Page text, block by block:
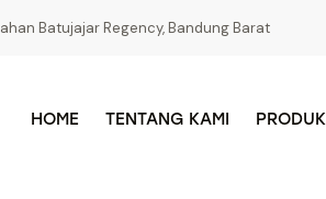
Batujajar Regency, Bandung Barat
HOME TENTANG KAMI PRODUK